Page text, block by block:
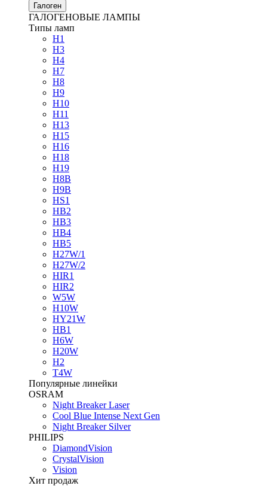
Галоген
ГАЛОГЕНОВЫЕ ЛАМПЫ
Типы ламп
H1
H3
H4
H7
H8
H9
H10
H11
H13
H15
H16
H18
H19
H8B
H9B
HS1
HB2
HB3
HB4
HB5
H27W/1
H27W/2
HIR1
HIR2
W5W
H10W
HY21W
HB1
H6W
H20W
H2
T4W
Популярные линейки
OSRAM
Night Breaker Laser
Cool Blue Intense Next Gen
Night Breaker Silver
PHILIPS
DiamondVision
CrystalVision
Vision
Хит продаж